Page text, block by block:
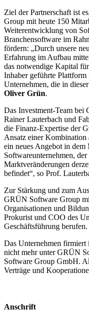
Ziel der Partnerschaft ist
Group mit heute 150
Weiterentwicklung von
Branchensoftware im
fördern: „Durch unsere
Erfahrung im Aufbau
das notwendige Kapital
Inhaber geführte
Unternehmen, die in
Oliver Grün.
Das Investment-Team
Rainer Lauterbach und
die Finanz-Expertise der
Ansatz einer
ein neues Angebot in
Softwareunternehmen,
Marktveränderungen
befindet“, so Prof.
Zur Stärkung und zum
GRÜN Software Group
Organisationen und
Prokurist und COO des
Geschäftsführung berufen.
Das Unternehmen firmiert
nicht mehr unter GRÜN
Software Group GmbH.
Verträge und
Anschrift